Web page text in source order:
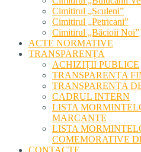
Cimitirul „Sculeni”
Cimitirul „Petricani”
Cimitirul „Băcioii Noi”
ACTE NORMATIVE
TRANSPARENȚA
ACHIZIȚII PUBLICE
TRANSPARENȚA
TRANSPARENȚA
CADRUL INTERN
LISTA
MARCANTE
LISTA
COMEMORATIVE
CONTACTE